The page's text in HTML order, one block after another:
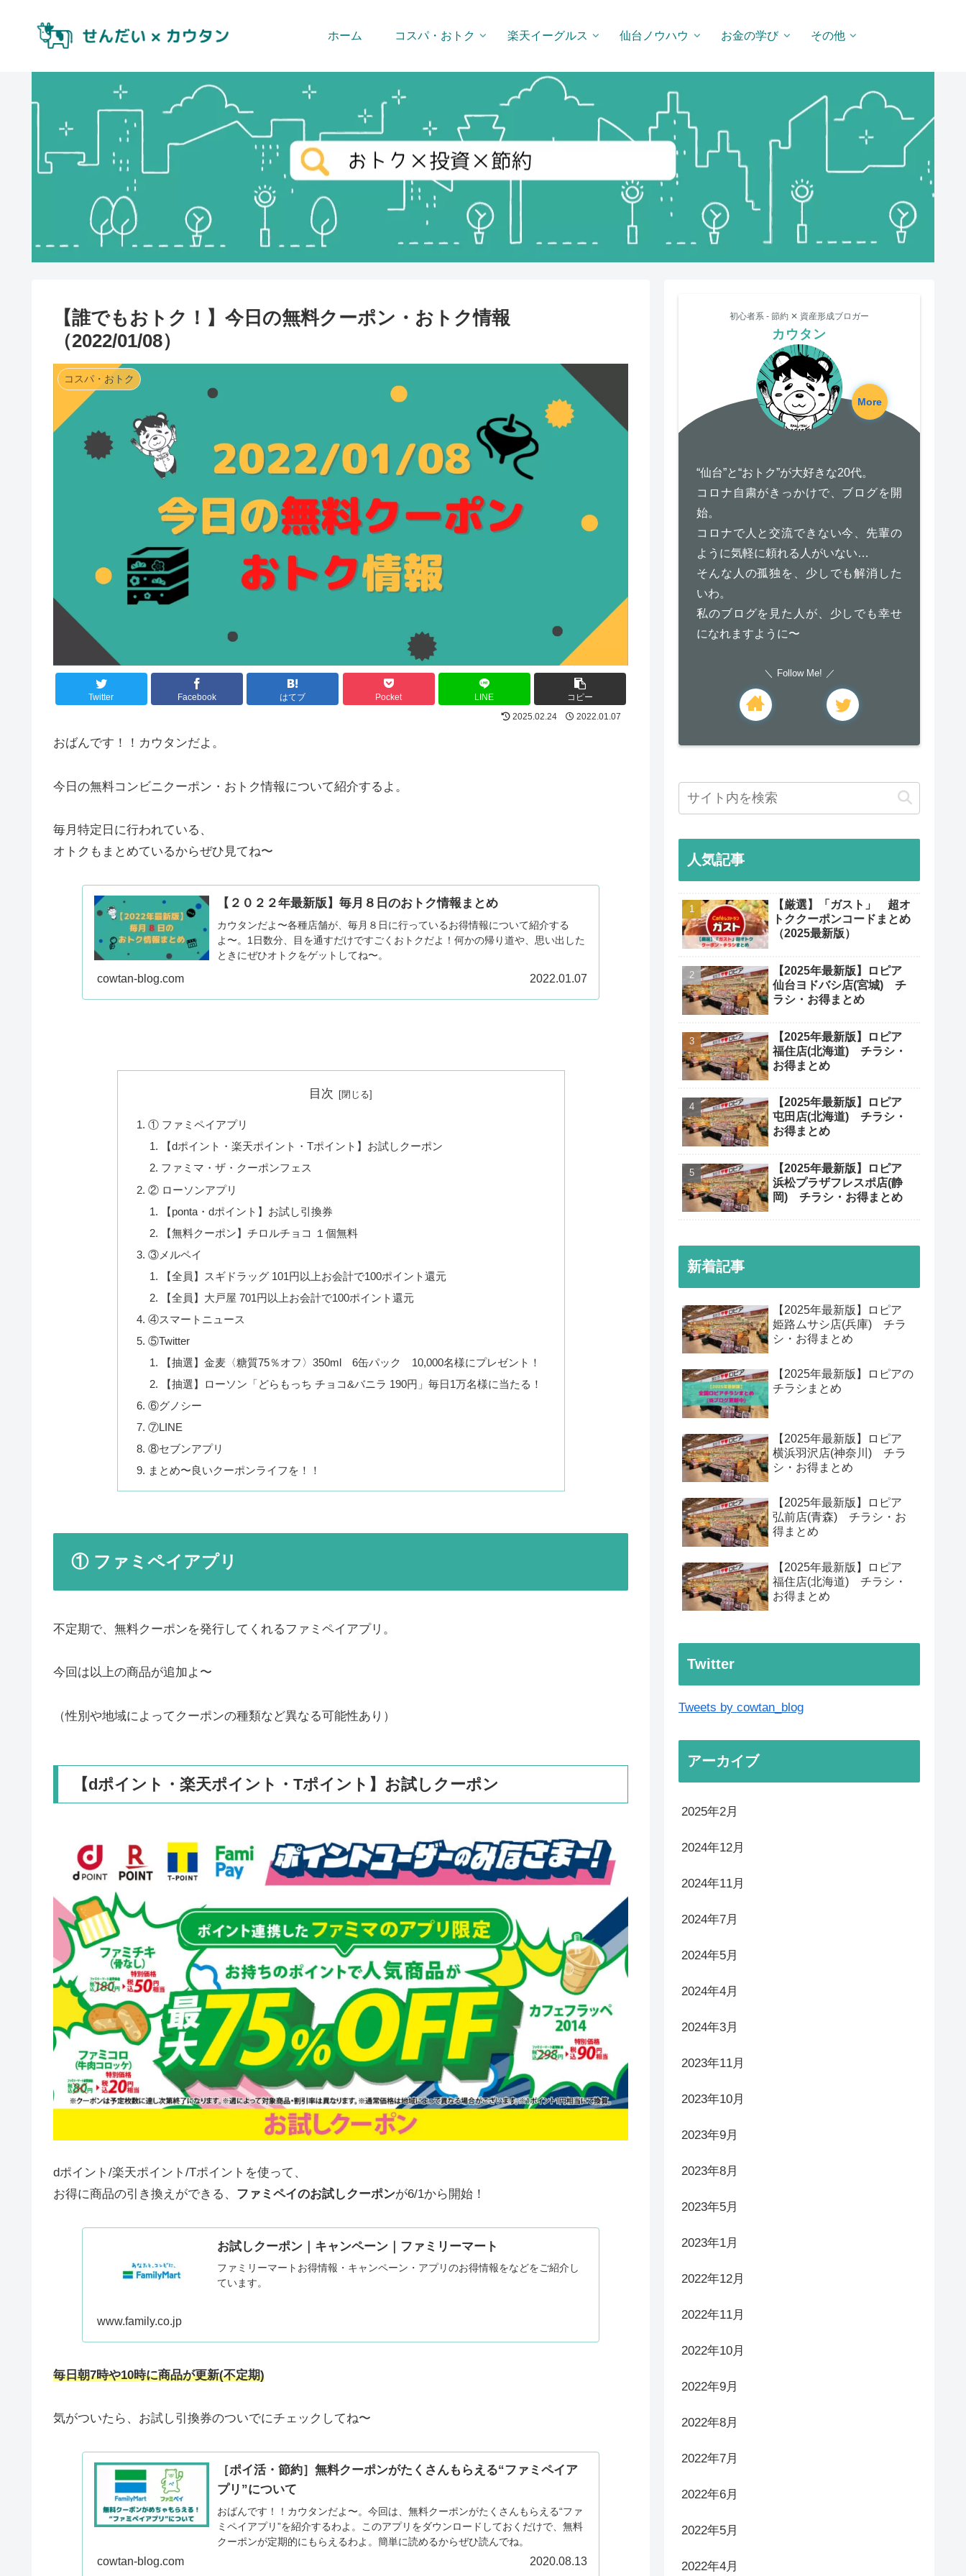
ホーム コスパ・おトク 楽天イーグルス 仙台ノウハウ お金の学び その他
【誰でもおトク！】今日の無料クーポン・おトク情報
（2022/01/08）
コスパ・おトク
Twitter Facebook はてブ Pocket LINE
コピー
2025.02.24
2022.01.07
おばんです！！カウタンだよ。
今日の無料コンビニクーポン・おトク情報について紹介するよ。
毎月特定日に行われている、
オトクもまとめているからぜひ見てね〜
【２０２２年最新版】毎月８日のおトク情報まとめ
カウタンだよ〜各種店舗が、毎月８日に行っているお得情報について紹介する
よ〜。1日数分、目を通すだけですごくおトクだよ！何かの帰り道や、思い出した
ときにぜひオトクをゲットしてね〜。
cowtan-blog.com 2022.01.07
目次
① ファミペイアプリ
【dポイント・楽天ポイント・Tポイント】お試しクーポン
ファミマ・ザ・クーポンフェス
② ローソンアプリ
【ponta・dポイント】お試し引換券
【無料クーポン】チロルチョコ １個無料
③メルペイ
【全員】スギドラッグ 101円以上お会計で100ポイント還元
【全員】大戸屋 701円以上お会計で100ポイント還元
④スマートニュース
⑤Twitter
【抽選】金麦〈糖質75％オフ〉350ml 6缶パック 10,000名様にプレゼント！
【抽選】ローソン「どらもっち チョコ&バニラ 190円」毎日1万名様に当たる！
⑥グノシー
⑦LINE
⑧セブンアプリ
まとめ〜良いクーポンライフを！！
① ファミペイアプリ
不定期で、無料クーポンを発行してくれるファミペイアプリ。
今回は以上の商品が追加よ〜
（性別や地域によってクーポンの種類など異なる可能性あり）
【dポイント・楽天ポイント・Tポイント】お試しクーポン
dポイント/楽天ポイント/Tポイントを使って、
お得に商品の引き換えができる、 ファミペイのお試しクーポンが6/1から開始！
お試しクーポン｜キャンペーン｜ファミリーマート
ファミリーマートお得情報・キャンペーン・アプリのお得情報をなどをご紹介し
ています。
www.family.co.jp
毎日朝7時や10時に商品が更新(不定期)
気がついたら、お試し引換券のついでにチェックしてね〜
［ポイ活・節約］無料クーポンがたくさんもらえる“ファミペイア
プリ”について
おばんです！！カウタンだよ〜。今回は、無料クーポンがたくさんもらえる“ファ
ミペイアプリ”を紹介するわよ。このアプリをダウンロードしておくだけで、無料
クーポンが定期的にもらえるわよ。簡単に読めるからぜひ読んでね。
cowtan-blog.com 2020.08.13
初心者系 - 節約 ✕ 資産形成ブロガー
カウタン
More
“仙台”と“おトク”が大好きな20代。
コロナ自粛がきっかけで、ブログを開
始。
コロナで人と交流できない今、先輩の
ように気軽に頼れる人がいない…
そんな人の孤独を、少しでも解消した
いわ。
私のブログを見た人が、少しでも幸せ
になれますように〜
Follow Me!
人気記事
【厳選】「ガスト」 超オ
【2025年最新版】ロピア
お得まとめ
【2025年最新版】ロピア
屯田店(北海道) チラシ・
【2025年最新版】ロピア
【2025年最新版】ロピア
シ・お得まとめ
【2025年最新版】ロピアの
弘前店(青森) チラシ・お
Twitter
アーカイブ
2025年2月
2024年12月
2024年11月
2024年7月
2024年5月
2024年4月
2024年3月
2023年11月
2023年10月
2023年9月
2023年8月
2023年5月
2023年1月
2022年12月
2022年11月